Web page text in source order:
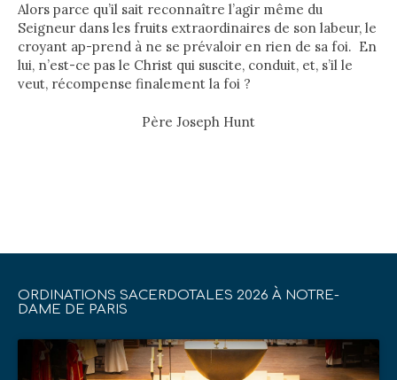
Alors parce qu’il sait reconnaître l’agir même du
Seigneur dans les fruits extraordinaires de son labeur, le
croyant ap-prend à ne se prévaloir en rien de sa foi. En
lui, n’est-ce pas le Christ qui suscite, conduit, et, s’il le
veut, récompense finalement la foi ?
Père Joseph Hunt
ORDINATIONS SACERDOTALES 2026 À NOTRE-
DAME DE PARIS